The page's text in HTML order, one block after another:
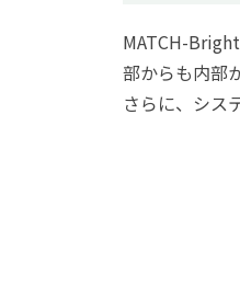
MATCH-
部からも内部
さらに、シス